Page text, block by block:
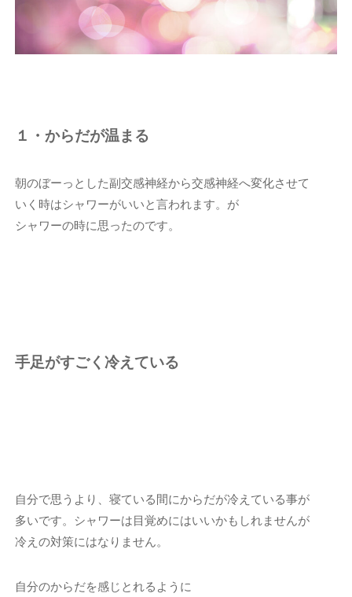
１・からだが温まる
朝のぼーっとした副交感神経から交感神経へ変化させて
いく時はシャワーがいいと言われます。が
シャワーの時に思ったのです。
手足がすごく冷えている
自分で思うより、寝ている間にからだが冷えている事が
多いです。シャワーは目覚めにはいいかもしれませんが
冷えの対策にはなりません。
自分のからだを感じとれるように